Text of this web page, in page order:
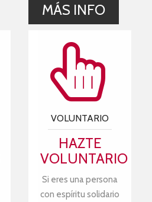
MÁS INFO
VOLUNTARIO
HAZTE
VOLUNTARIO
Si eres una persona
con espíritu solidario